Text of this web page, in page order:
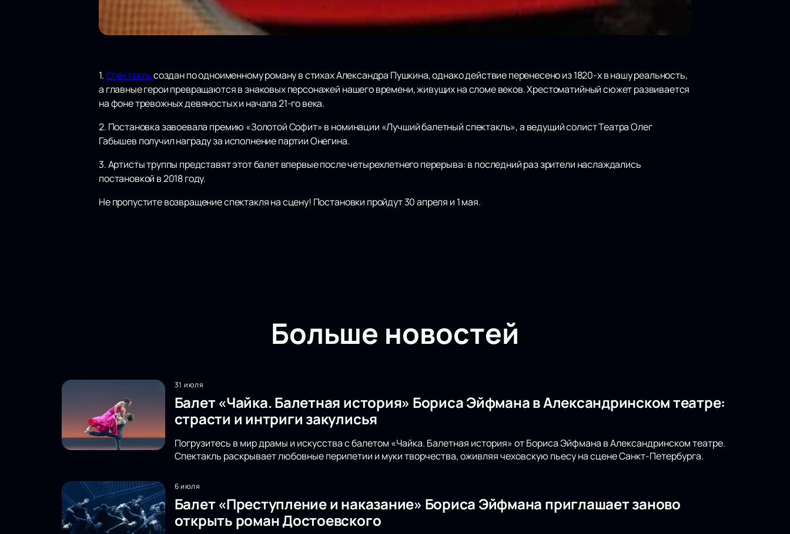
1.Спектакльсоздан по одноименному роману в стихах Александра Пушкина, однако действие перенесено из 1820-х в нашу реальность,
а главные герои превращаются в знаковых персонажей нашего времени, живущих на сломе веков. Хрестоматийный сюжет развивается
на фоне тревожных девяностых и начала 21-го века.
2. Постановка завоевала премию «Золотой Софит» в номинации «Лучший балетный спектакль», а ведущий солист Театра Олег
Габышев получил награду за исполнение партии Онегина.
3. Артисты труппы представят этот балет впервые после четырехлетнего перерыва: в последний раз зрители наслаждались
постановкой в 2018 году.
Не пропустите возвращение спектакля на сцену! Постановки пройдут 30 апреля и 1 мая.
Больше новостей
31 июля
Балет «Чайка. Балетная история» Бориса Эйфмана в Александринском театре:
страсти и интриги закулисья
Погрузитесь в мир драмы и искусства с балетом «Чайка. Балетная история» от Бориса Эйфмана в Александринском театре.
Спектакль раскрывает любовные перипетии и муки творчества, оживляя чеховскую пьесу на сцене Санкт-Петербурга.
6 июля
Балет «Преступление и наказание» Бориса Эйфмана приглашает заново
открыть роман Достоевского